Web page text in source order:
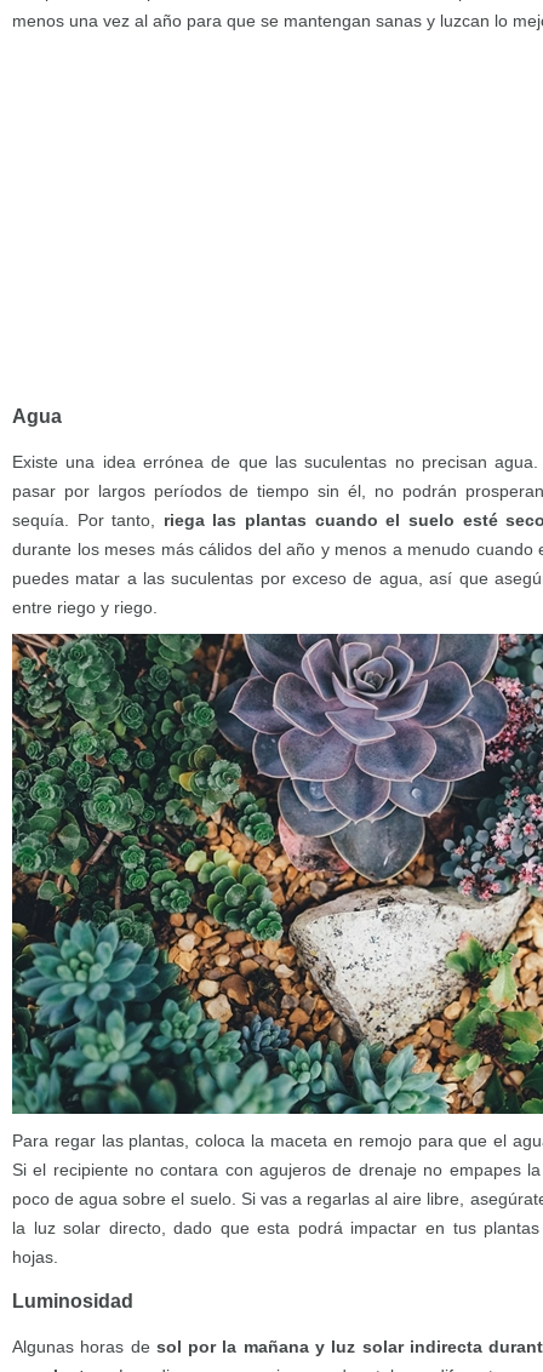
menos una vez al año para que se mantengan sanas y luzcan lo
Agua
Existe una idea errónea de que las suculentas no precisan
pasar por largos períodos de tiempo sin él, no podrán
sequía. Por tanto, riega las plantas cuando el suelo esté
durante los meses más cálidos del año y menos a menudo
puedes matar a las suculentas por exceso de agua, así que
entre riego y riego.
Para regar las plantas, coloca la maceta en remojo para que el
Si el recipiente no contara con agujeros de drenaje no empapes
poco de agua sobre el suelo. Si vas a regarlas al aire libre,
la luz solar directo, dado que esta podrá impactar en tus
hojas.
Luminosidad
Algunas horas de sol por la mañana y luz solar indirecta